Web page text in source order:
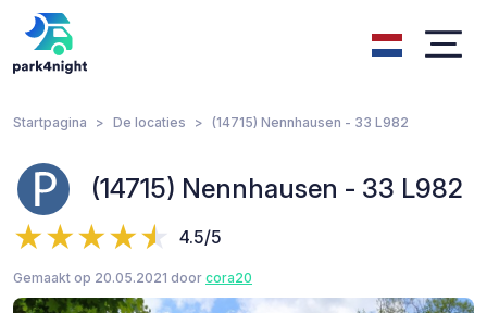
Startpagina De locaties (14715) Nennhausen - 33 L982
(14715) Nennhausen - 33 L982
4.5/5
Gemaakt op 20.05.2021 door cora20